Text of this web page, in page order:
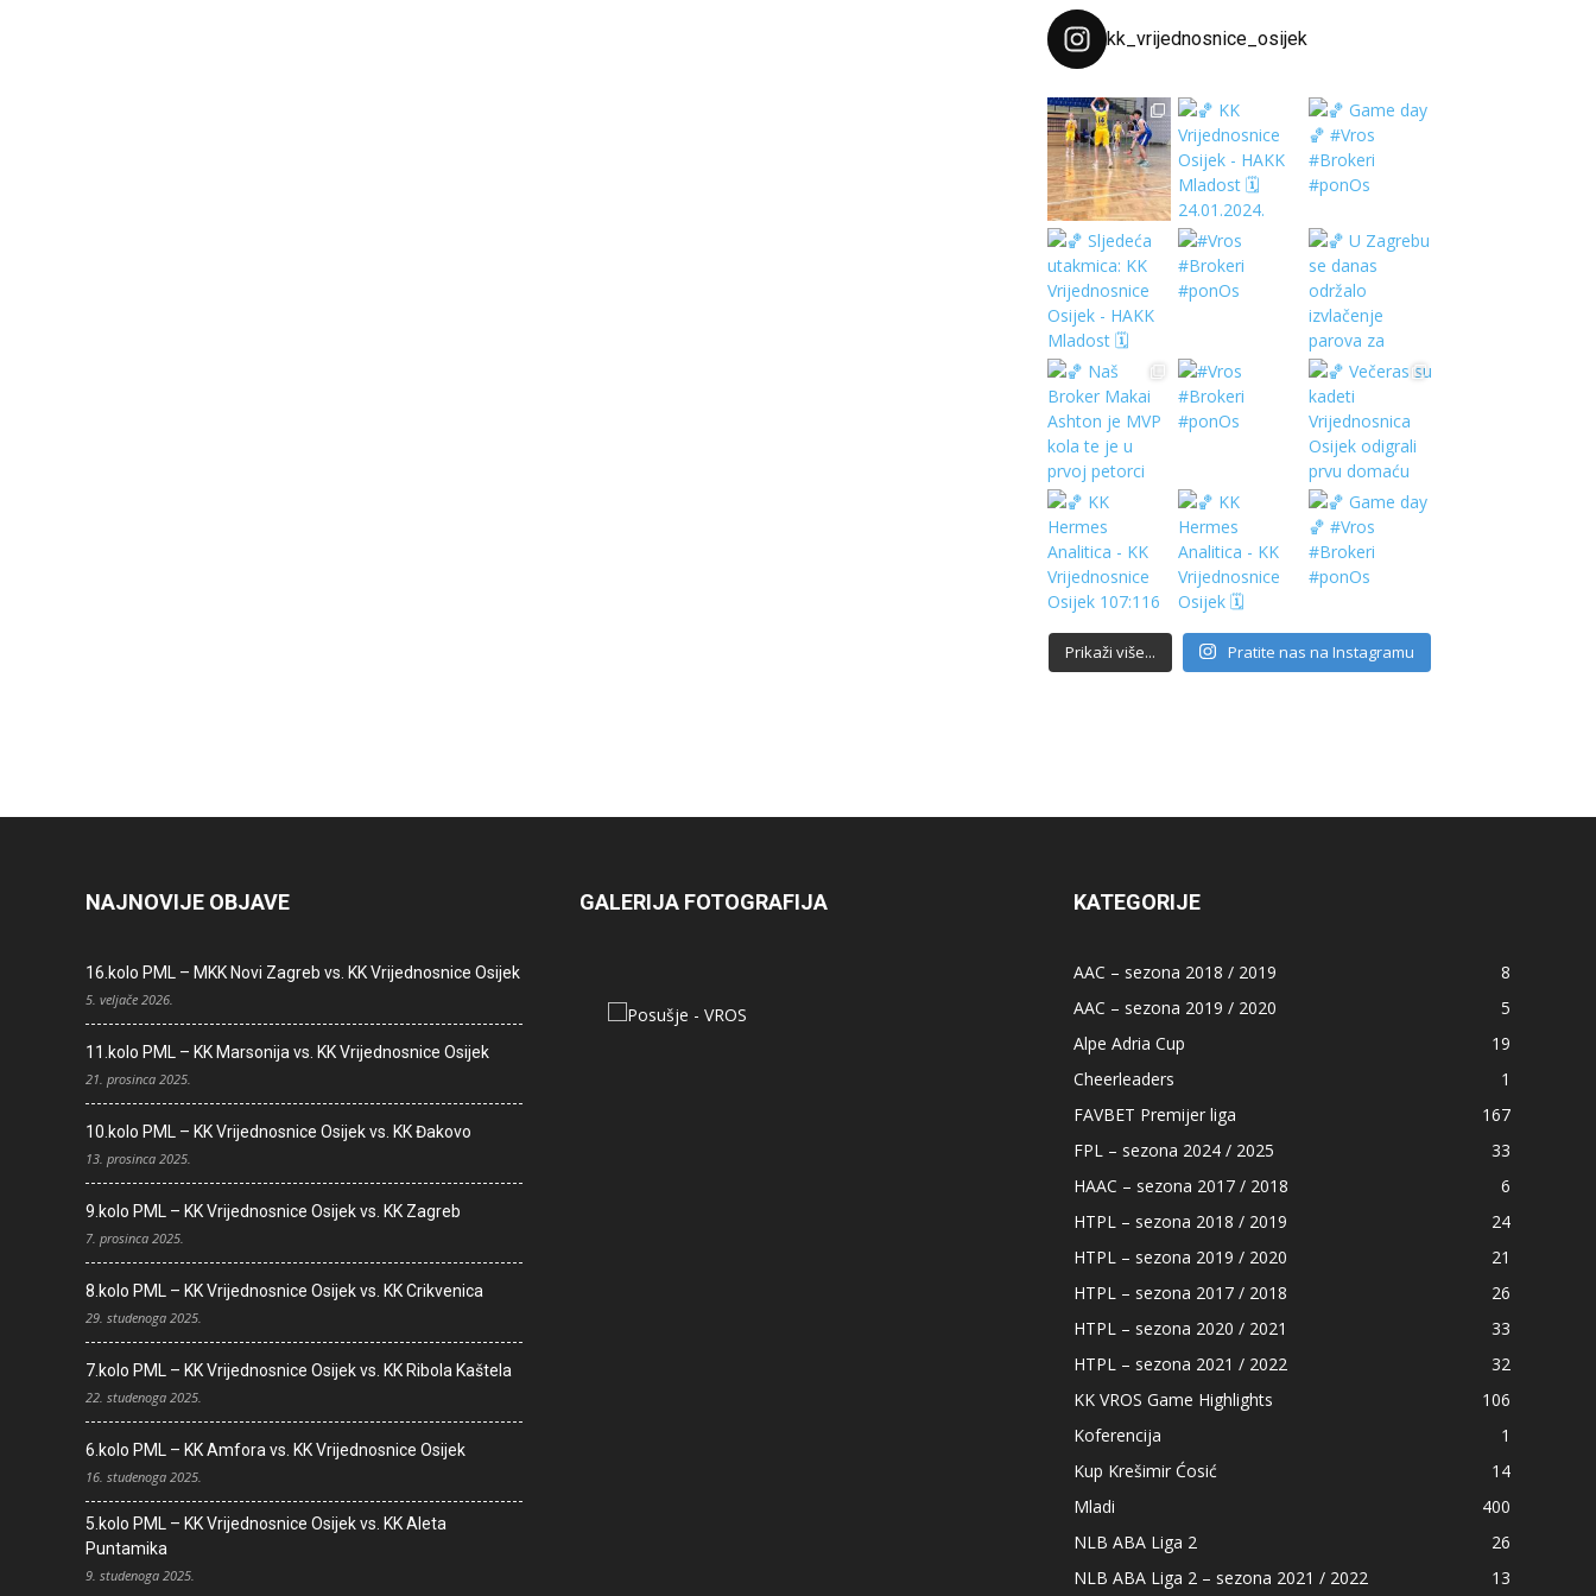
kk_vrijednosnice_osijek
Prikaži više... Pratite nas na Instagramu
NAJNOVIJE OBJAVE
16.kolo PML – MKK Novi Zagreb vs. KK Vrijednosnice Osijek
5. veljače 2026.
11.kolo PML – KK Marsonija vs. KK Vrijednosnice Osijek
21. prosinca 2025.
10.kolo PML – KK Vrijednosnice Osijek vs. KK Đakovo
13. prosinca 2025.
9.kolo PML – KK Vrijednosnice Osijek vs. KK Zagreb
7. prosinca 2025.
8.kolo PML – KK Vrijednosnice Osijek vs. KK Crikvenica
29. studenoga 2025.
7.kolo PML – KK Vrijednosnice Osijek vs. KK Ribola Kaštela
22. studenoga 2025.
6.kolo PML – KK Amfora vs. KK Vrijednosnice Osijek
16. studenoga 2025.
5.kolo PML – KK Vrijednosnice Osijek vs. KK Aleta
Puntamika
9. studenoga 2025.
GALERIJA FOTOGRAFIJA KATEGORIJE
AAC – sezona 2018 / 2019
8
AAC – sezona 2019 / 2020
5
Alpe Adria Cup
19
Cheerleaders
1
FAVBET Premijer liga
167
FPL – sezona 2024 / 2025
33
HAAC – sezona 2017 / 2018
6
HTPL – sezona 2018 / 2019
24
HTPL – sezona 2019 / 2020
21
HTPL – sezona 2017 / 2018
26
HTPL – sezona 2020 / 2021
33
HTPL – sezona 2021 / 2022
32
KK VROS Game Highlights
106
Koferencija
1
Kup Krešimir Ćosić
14
Mladi
400
NLB ABA Liga 2
26
NLB ABA Liga 2 – sezona 2021 / 2022
13